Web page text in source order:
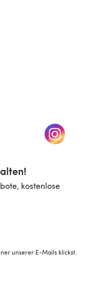
neuen Tab)(öffnet sich
kostenlose
unserer E-Mails klickst.